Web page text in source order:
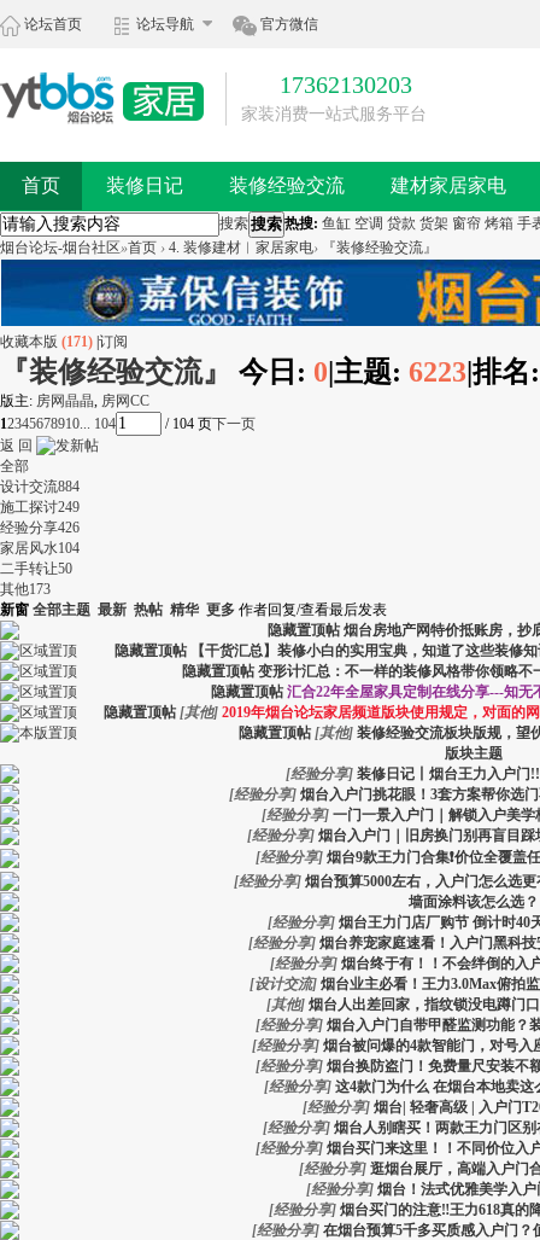
论坛首页 论坛导航 官方微信
17362130203
家装消费一站式服务平台
首页 装修日记 装修经验交流 建材家居家电
搜索搜索热搜: 鱼缸 空调 贷款 货架 窗帘 烤箱 手
烟台论坛-烟台社区»首页 › 4. 装修建材︱家居家电› 『装修经验交流』
收藏本版 (171) 订阅
『装修经验交流』 今日: 0|主题: 6223|排
版主: 房网晶晶, 房网CC
12345678910... 104 / 104 页下一页
返 回
全部
设计交流884
施工探讨249
经验分享426
家居风水104
二手转让50
其他173
新窗 全部主题 最新 热帖 精华 更多 作者回复/查看最后发表
隐藏置顶帖 烟台房地产网特价抵账房，抄
隐藏置顶帖
【干货汇总】装修小白的实用宝典，知道了这些装修
隐藏置顶帖 变形计汇总：不一样的装修风格带你领略不
隐藏置顶帖 汇合22年全屋家具定制在线分享---知无
隐藏置顶帖 [其他] 2019年烟台论坛家居频道版块使用规定，对面的
隐藏置顶帖 [其他] 装修经验交流板块版规，望
版块主题
[经验分享] 装修日记丨烟台王力入户门!!
[经验分享] 烟台入户门挑花眼！3套方案帮你选
[经验分享] 一门一景入户门｜解锁入户美学
[经验分享] 烟台入户门｜旧房换门别再盲目踩
[经验分享] 烟台9款王力门合集❗️价位全覆盖
[经验分享] 烟台预算5000左右，入户门怎么选
墙面涂料该怎么选？
[经验分享] 烟台王力门店厂购节 倒计时40
[经验分享] 烟台养宠家庭速看！入户门黑科技
[经验分享] 烟台终于有！！不会绊倒的入
[设计交流] 烟台业主必看！王力3.0Max俯拍
[其他] 烟台人出差回家，指纹锁没电蹲门
[经验分享] 烟台入户门自带甲醛监测功能？
[经验分享] 烟台被问爆的4款智能门，对号入
[经验分享] 烟台换防盗门！免费量尺安装不
[经验分享] 这4款门为什么 在烟台本地卖这
[经验分享] 烟台| 轻奢高级 | 入户门
[经验分享] 烟台人别瞎买！两款王力门区别
[经验分享] 烟台买门来这里！！不同价位入
[经验分享] 逛烟台展厅，高端入户门
[经验分享] 烟台！法式优雅美学入户
[经验分享] 烟台买门的注意‼️王力618真的
[经验分享] 在烟台预算5千多买质感入户门？